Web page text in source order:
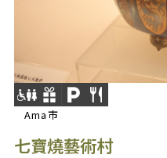
Ama市
七寶燒藝術村